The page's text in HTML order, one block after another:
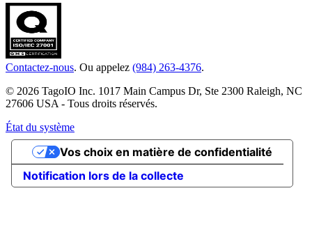
Contactez-nous. Ou appelez (984) 263-4376.
© 2026 TagoIO Inc. 1017 Main Campus Dr, Ste 2300 Raleigh, NC
27606 USA - Tous droits réservés.
État du système
Notification lors de la collecte
Vos choix en matière de confidentialité